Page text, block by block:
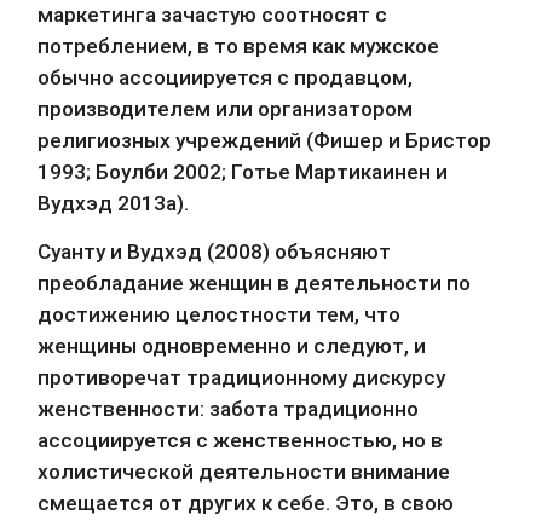
маркетинга зачастую соотносят с
потреблением, в то время как мужское
обычно ассоциируется с продавцом,
производителем или организатором
религиозных учреждений (Фишер и Бристор
1993; Боулби 2002; Готье Мартикаинен и
Вудхэд 2013a).
Суанту и Вудхэд (2008) объясняют
преобладание женщин в деятельности по
достижению целостности тем, что
женщины одновременно и следуют, и
противоречат традиционному дискурсу
женственности: забота традиционно
ассоциируется с женственностью, но в
холистической деятельности внимание
смещается от других к себе. Это, в свою